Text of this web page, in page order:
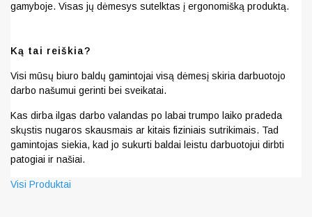
gamyboje. Visas jų dėmesys sutelktas į ergonomišką produktą.
Ką tai reiškia?
Visi mūsų biuro baldų gamintojai visą dėmesį skiria darbuotojo
darbo našumui gerinti bei sveikatai.
Kas dirba ilgas darbo valandas po labai trumpo laiko pradeda
skųstis nugaros skausmais ar kitais fiziniais sutrikimais. Tad
gamintojas siekia, kad jo sukurti baldai leistu darbuotojui dirbti
patogiai ir našiai.
Visi Produktai